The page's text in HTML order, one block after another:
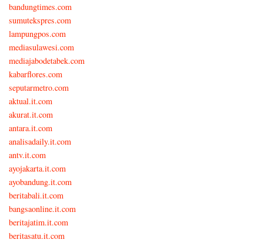
bandungtimes.com
sumutekspres.com
lampungpos.com
mediasulawesi.com
mediajabodetabek.com
kabarflores.com
seputarmetro.com
aktual.it.com
akurat.it.com
antara.it.com
analisadaily.it.com
antv.it.com
ayojakarta.it.com
ayobandung.it.com
beritabali.it.com
bangsaonline.it.com
beritajatim.it.com
beritasatu.it.com